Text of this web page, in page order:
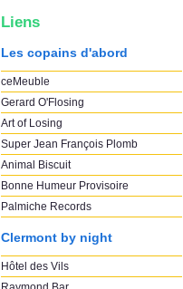
Liens
Les copains d'abord
ceMeuble
Gerard O'Flosing
Art of Losing
Super Jean François Plomb
Animal Biscuit
Bonne Humeur Provisoire
Palmiche Records
Clermont by night
Hôtel des Vils